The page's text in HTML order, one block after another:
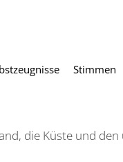
Stimmen
die Küste und